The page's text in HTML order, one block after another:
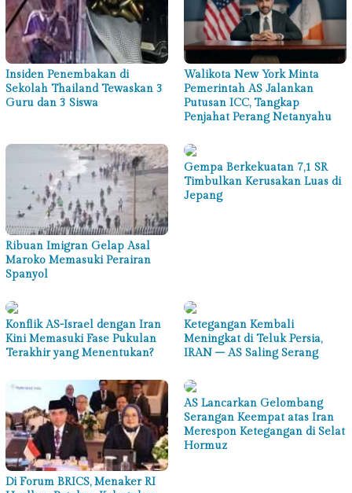
Insiden Penembakan di
Sekolah Thailand Tewaskan 3
Guru dan 3 Siswa
Walikota New York Minta
Pemerintah AS Jalankan
Putusan ICC, Tangkap
Penjahat Perang Netanyahu
Ribuan Imigran Gelap Asal
Maroko Memasuki Perairan
Spanyol
Gempa Berkekuatan 7,1 SR
Timbulkan Kerusakan Luas di
Jepang
Konflik AS-Israel dengan Iran
Kini Memasuki Fase Pukulan
Terakhir yang Menentukan?
Ketegangan Kembali
Meningkat di Teluk Persia,
IRAN – AS Saling Serang
Di Forum BRICS, Menaker RI
AS Lancarkan Gelombang
Serangan Keempat atas Iran
Merespon Ketegangan di Selat
Hormuz